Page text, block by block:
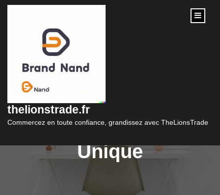
content
thelionstrade.fr
Commercez en toute confiance, grandissez avec TheLionsTrade
Découvrez l’Élégance
de la Vente de Bijoux
: Trouvez Votre Style
Unique